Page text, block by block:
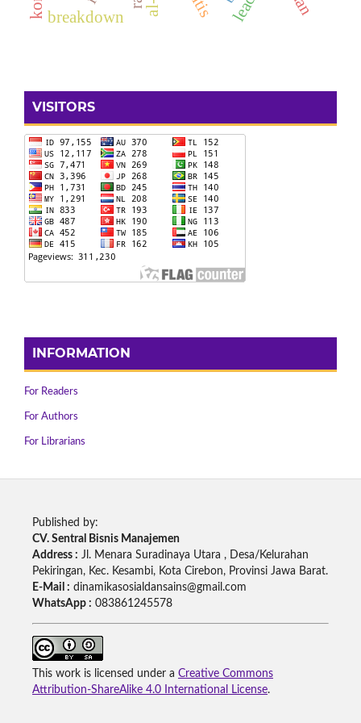
breakdown
VISITORS
INFORMATION
For Readers
For Authors
For Librarians
Published by:
CV. Sentral Bisnis Manajemen
Address : Jl. Menara Suradinaya Utara , Desa/Kelurahan
Pekiringan, Kec. Kesambi, Kota Cirebon, Provinsi Jawa Barat.
E-Mail : dinamikasosialdansains@gmail.com
WhatsApp : 083861245578
This work is licensed under a Creative Commons
Attribution-ShareAlike 4.0 International License.